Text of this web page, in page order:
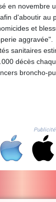
en novembre
d'aboutir au
et
aggravée".
sanitaires
décès
broncho-
Publicité